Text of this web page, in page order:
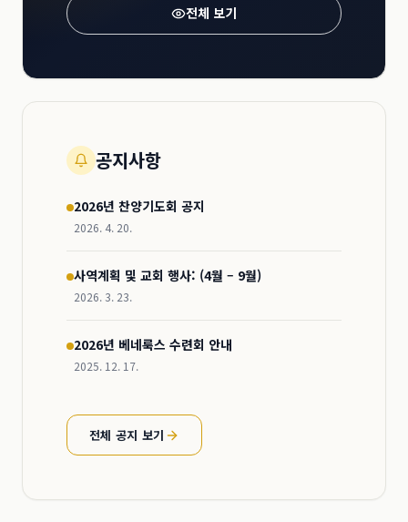
전체 보기
공지사항
2026년 찬양기도회 공지
2026. 4. 20.
사역계획 및 교회 행사: (4월 – 9월)
2026. 3. 23.
2026년 베네룩스 수련회 안내
2025. 12. 17.
전체 공지 보기